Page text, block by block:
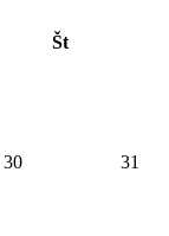
Št
30 31